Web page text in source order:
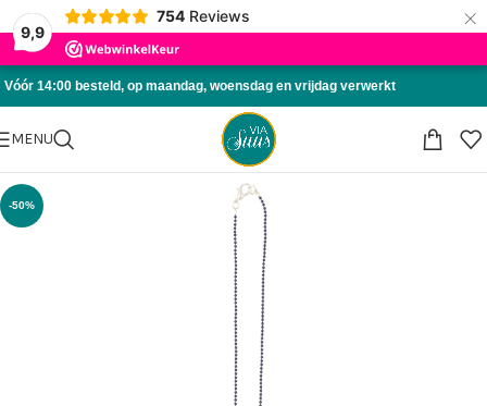
9,9
754 Reviews ×
Skip to navigation
Skip to main content
Vóór 14:00 besteld, op maandag, woensdag en vrijdag verwerkt
MENU
-50%